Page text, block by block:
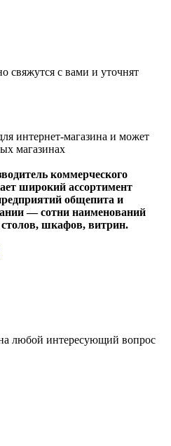
свяжутся с вами и уточнят
интернет-магазина и может
магазинах
коммерческого
широкий ассортимент
общепита и
— сотни наименований
шкафов, витрин.
любой интересующий вопрос